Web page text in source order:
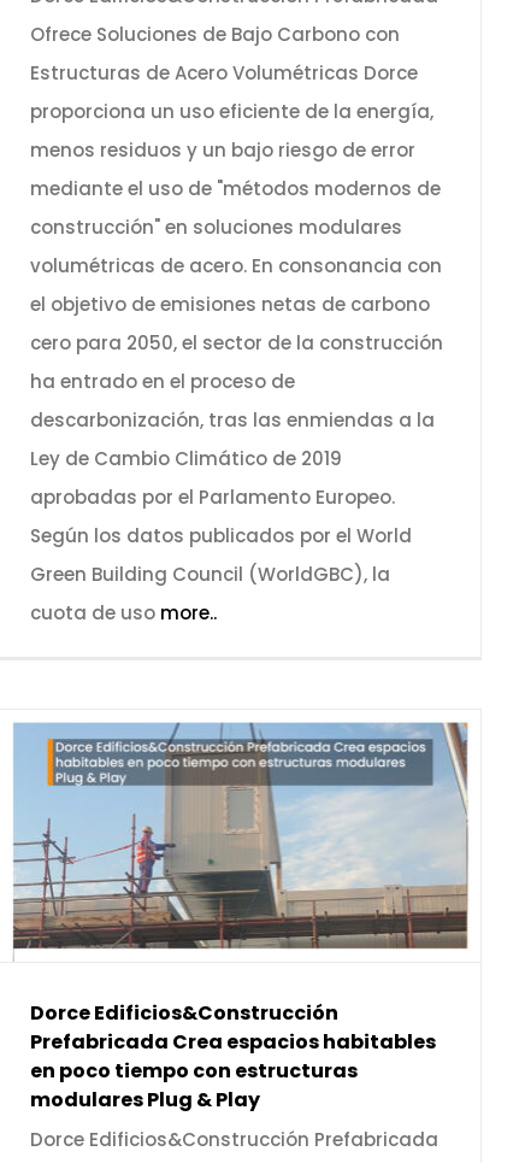
Ofrece Soluciones de Bajo Carbono con
Estructuras de Acero Volumétricas Dorce
proporciona un uso eficiente de la energía,
menos residuos y un bajo riesgo de error
mediante el uso de "métodos modernos de
construcción" en soluciones modulares
volumétricas de acero. En consonancia con
el objetivo de emisiones netas de carbono
cero para 2050, el sector de la construcción
ha entrado en el proceso de
descarbonización, tras las enmiendas a la
Ley de Cambio Climático de 2019
aprobadas por el Parlamento Europeo.
Según los datos publicados por el World
Green Building Council (WorldGBC), la
cuota de uso more..
Dorce Edificios&Construcción
Prefabricada Crea espacios habitables
en poco tiempo con estructuras
modulares Plug & Play
Dorce Edificios&Construcción Prefabricada